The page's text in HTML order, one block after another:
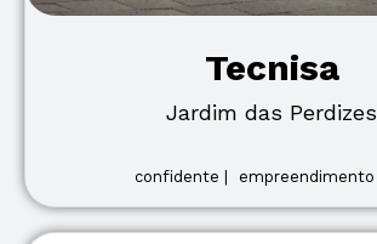
Tecnisa
Jardim das Perdizes
confidente | empreendimento |